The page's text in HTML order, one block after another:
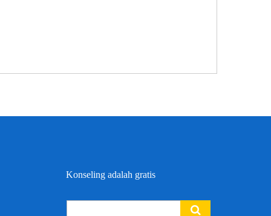
Konseling adalah gratis